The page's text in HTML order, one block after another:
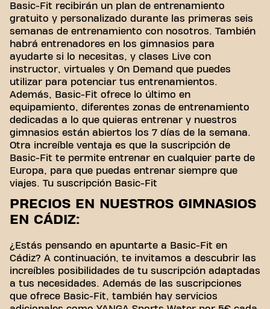
Basic-Fit recibirán un plan de entrenamiento
gratuito y personalizado durante las primeras seis
semanas de entrenamiento con nosotros. También
habrá entrenadores en los gimnasios para
ayudarte si lo necesitas, y clases Live con
instructor, virtuales y On Demand que puedes
utilizar para potenciar tus entrenamientos.
Además, Basic-Fit ofrece lo último en
equipamiento, diferentes zonas de entrenamiento
dedicadas a lo que quieras entrenar y nuestros
gimnasios están abiertos los 7 días de la semana.
Otra increíble ventaja es que la suscripción de
Basic-Fit te permite entrenar en cualquier parte de
Europa, para que puedas entrenar siempre que
viajes. Tu suscripción Basic-Fit
PRECIOS EN NUESTROS GIMNASIOS
EN CÁDIZ:
¿Estás pensando en apuntarte a Basic-Fit en
Cádiz? A continuación, te invitamos a descubrir las
increíbles posibilidades de tu suscripción adaptadas
a tus necesidades. Además de las suscripciones
que ofrece Basic-Fit, también hay servicios